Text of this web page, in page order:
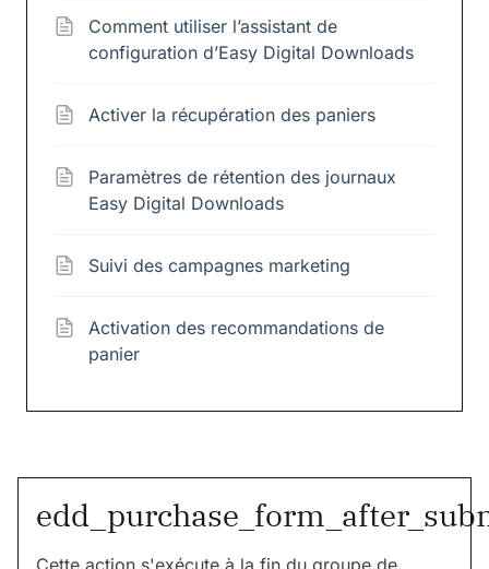
Comment utiliser l’assistant de
configuration d’Easy Digital Downloads
Activer la récupération des paniers
Paramètres de rétention des journaux
Easy Digital Downloads
Suivi des campagnes marketing
Activation des recommandations de
panier
Cette action s'exécute à la fin du groupe de